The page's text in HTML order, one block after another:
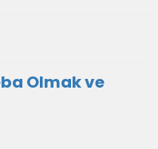
Olmak ve